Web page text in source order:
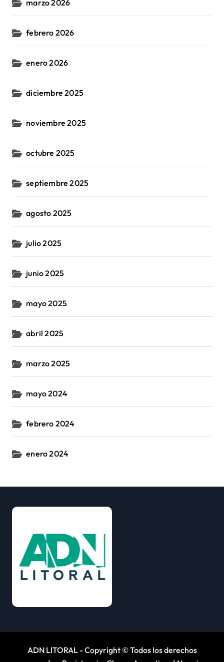
marzo 2026
febrero 2026
enero 2026
diciembre 2025
noviembre 2025
octubre 2025
septiembre 2025
agosto 2025
julio 2025
junio 2025
mayo 2025
abril 2025
marzo 2025
mayo 2024
febrero 2024
enero 2024
ADN LITORAL - Copyright © Todos los derechos